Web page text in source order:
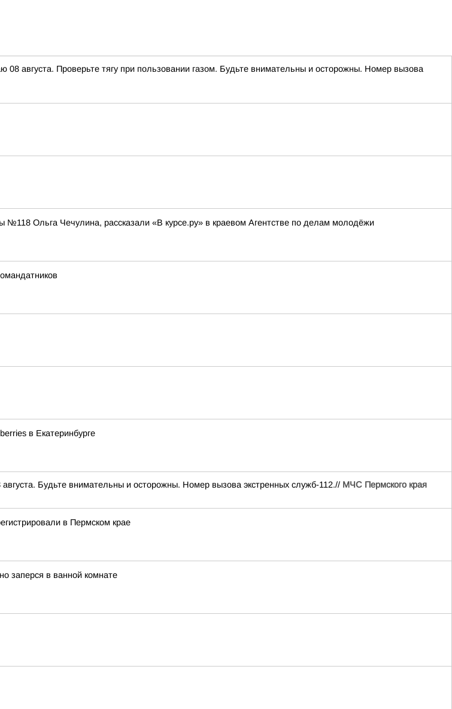
августа. Проверьте тягу при пользовании газом. Будьте внимательны и осторожны. Номер вызова
Ольга Чечулина, рассказали «В курсе.ру» в краевом Агентстве по делам молодёжи
в Екатеринбурге
Будьте внимательны и осторожны. Номер вызова экстренных служб-112.// МЧС Пермского края
в Пермском крае
заперся в ванной комнате